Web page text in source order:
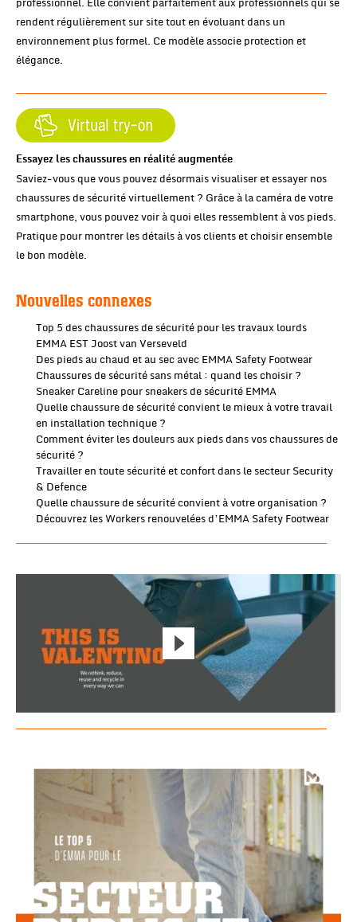
professionnel. Elle convient parfaitement aux professionnels qui se
rendent régulièrement sur site tout en évoluant dans un
environnement plus formel. Ce modèle associe protection et
élégance.
Essayez les chaussures en réalité augmentée
Saviez-vous que vous pouvez désormais visualiser et essayer nos
chaussures de sécurité virtuellement ? Grâce à la caméra de votre
smartphone, vous pouvez voir à quoi elles ressemblent à vos pieds.
Pratique pour montrer les détails à vos clients et choisir ensemble
le bon modèle.
Nouvelles connexes
Top 5 des chaussures de sécurité pour les travaux lourds
EMMA EST Joost van Verseveld
Des pieds au chaud et au sec avec EMMA Safety Footwear
Chaussures de sécurité sans métal : quand les choisir ?
Sneaker Careline pour sneakers de sécurité EMMA
Quelle chaussure de sécurité convient le mieux à votre travail
en installation technique ?
Comment éviter les douleurs aux pieds dans vos chaussures de
sécurité ?
Travailler en toute sécurité et confort dans le secteur Security
& Defence
Quelle chaussure de sécurité convient à votre organisation ?
Découvrez les Workers renouvelées d’EMMA Safety Footwear